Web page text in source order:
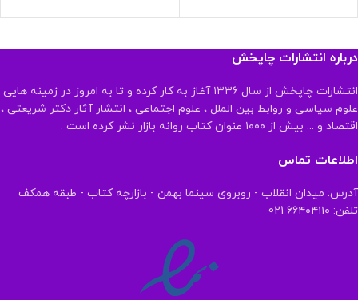
درباره انتشارات چاپخش
انتشارات چاپخش از سال ۱۳۳۶ آغاز به کار کرده و تا به امروز در زمینه هایی
علوم سیاسی و روابط بین الملل ، علوم اجتماعی ، انتشار آثار دکتر شریعتی ،
اقتصاد و ... بیش از ۱۰۰۰ عنوان کتاب روانه بازار نشر کرده است .
اطلاعات تماس
آدرس: میدان انقلاب - روبروی سینما بهمن - بازارچه کتاب - طبقه همکف
تلفن: ۶۶۴۰۴۱۱۰ 021